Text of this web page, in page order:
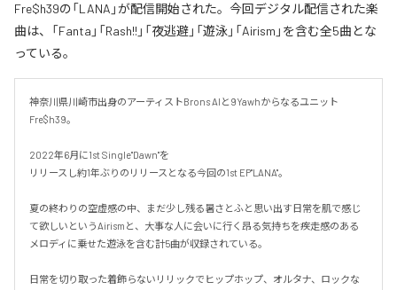
Fre$h39の「LANA」が配信開始された。今回デジタル配信された楽
曲は、「Fanta」「Rash!!」「夜逃避」「遊泳」「Airism」を含む全5曲とな
っている。
神奈川県川崎市出身のアーティストBrons AIと9Yawhからなるユニット
Fre$h39。
2022年6月に1st Single"Dawn"を
リリースし約1年ぶりのリリースとなる今回の1st EP"LANA"。
夏の終わりの空虚感の中、まだ少し残る暑さとふと思い出す日常を肌で感じ
て欲しいというAirismと、大事な人に会いに行く昂る気持ちを疾走感のある
メロディに乗せた遊泳を含む計5曲が収録されている。
日常を切り取った着飾らないリリックでヒップホップ、オルタナ、ロックな